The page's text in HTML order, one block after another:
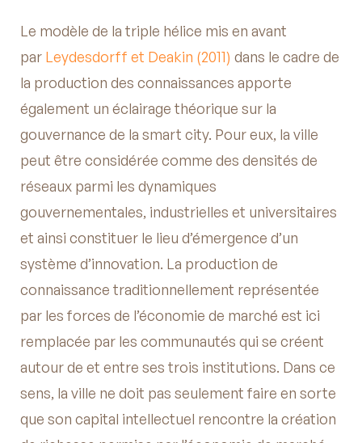
Le modèle de la triple hélice mis en avant
par Leydesdorff et Deakin (2011) dans le cadre de
la production des connaissances apporte
également un éclairage théorique sur la
gouvernance de la smart city. Pour eux, la ville
peut être considérée comme des densités de
réseaux parmi les dynamiques
gouvernementales, industrielles et universitaires
et ainsi constituer le lieu d’émergence d’un
système d’innovation. La production de
connaissance traditionnellement représentée
par les forces de l’économie de marché est ici
remplacée par les communautés qui se créent
autour de et entre ses trois institutions. Dans ce
sens, la ville ne doit pas seulement faire en sorte
que son capital intellectuel rencontre la création